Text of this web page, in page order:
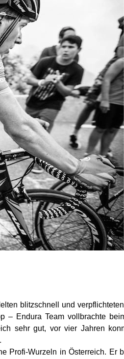
blitzschnell und
– Endura Team vollbrachte
sehr gut, vor vier Jahren
Profi-Wurzeln in Österreich. Er